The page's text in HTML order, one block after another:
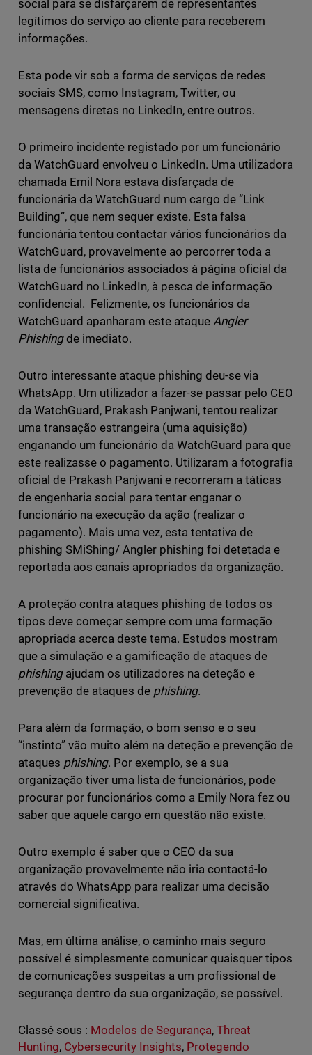
social para se disfarçarem de representantes
legítimos do serviço ao cliente para receberem
informações.
Esta pode vir sob a forma de serviços de redes
sociais SMS, como Instagram, Twitter, ou
mensagens diretas no LinkedIn, entre outros.
O primeiro incidente registado por um funcionário
da WatchGuard envolveu o LinkedIn. Uma utilizadora
chamada Emil Nora estava disfarçada de
funcionária da WatchGuard num cargo de “Link
Building”, que nem sequer existe. Esta falsa
funcionária tentou contactar vários funcionários da
WatchGuard, provavelmente ao percorrer toda a
lista de funcionários associados à página oficial da
WatchGuard no LinkedIn, à pesca de informação
confidencial. Felizmente, os funcionários da
WatchGuard apanharam este ataqueAngler
Phishingde imediato.
Outro interessante ataque phishing deu-se via
WhatsApp. Um utilizador a fazer-se passar pelo CEO
da WatchGuard, Prakash Panjwani, tentou realizar
uma transação estrangeira (uma aquisição)
enganando um funcionário da WatchGuard para que
este realizasse o pagamento. Utilizaram a fotografia
oficial de Prakash Panjwani e recorreram a táticas
de engenharia social para tentar enganar o
funcionário na execução da ação (realizar o
pagamento). Mais uma vez, esta tentativa de
phishing SMiShing/ Angler phishing foi detetada e
reportada aos canais apropriados da organização.
A proteção contra ataques phishing de todos os
tipos deve começar sempre com uma formação
apropriada acerca deste tema. Estudos mostram
que a simulação e a gamificação de ataques de
phishingajudam os utilizadores na deteção e
prevenção de ataques de phishing.
Para além da formação, o bom senso e o seu
“instinto” vão muito além na deteção e prevenção de
ataques phishing. Por exemplo, se a sua
organização tiver uma lista de funcionários, pode
procurar por funcionários como a Emily Nora fez ou
saber que aquele cargo em questão não existe.
Outro exemplo é saber que o CEO da sua
organização provavelmente não iria contactá-lo
através do WhatsApp para realizar uma decisão
comercial significativa.
Mas, em última análise, o caminho mais seguro
possível é simplesmente comunicar quaisquer tipos
de comunicações suspeitas a um profissional de
segurança dentro da sua organização, se possível.
Classé sous : Modelos de Segurança,Threat
Hunting, Cybersecurity Insights, Protegendo